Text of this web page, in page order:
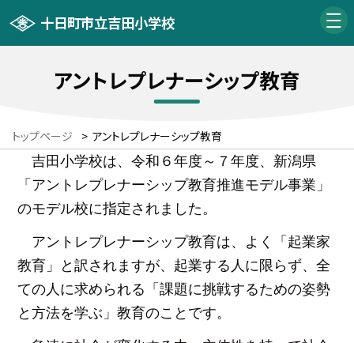
十日町市立吉田小学校
アントレプレナーシップ教育
トップページ > アントレプレナーシップ教育
吉田小学校は、令和６年度～７年度、新潟県
「アントレプレナーシップ教育推進モデル事業」
のモデル校に指定されました。
アントレプレナーシップ教育は、よく「起業家
教育」と訳されますが、起業する人に限らず、全
ての人に求められる「課題に挑戦するための姿勢
と方法を学ぶ」教育のことです。